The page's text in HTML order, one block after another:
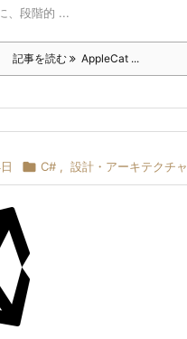
、段階的 ...
記事を読む AppleCat ...
 C# , 設計・アーキテクチャ